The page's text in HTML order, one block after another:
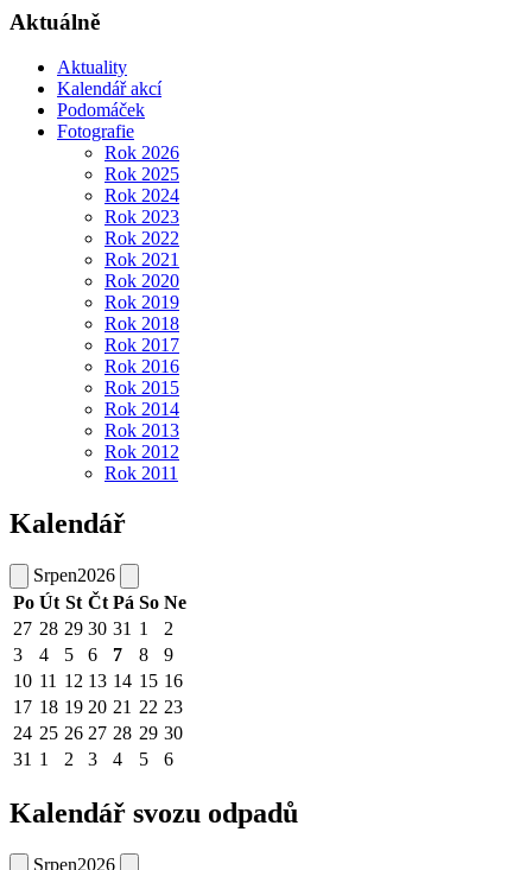
Aktuálně
Aktuality
Kalendář akcí
Podomáček
Fotografie
Rok 2026
Rok 2025
Rok 2024
Rok 2023
Rok 2022
Rok 2021
Rok 2020
Rok 2019
Rok 2018
Rok 2017
Rok 2016
Rok 2015
Rok 2014
Rok 2013
Rok 2012
Rok 2011
Kalendář
Srpen2026
Po Út St Čt Pá So Ne
27 28 29 30 31 1
2
3
4 5 6 7 8
9
10 11 12 13 14 15 16
17 18 19 20 21 22 23
24 25 26 27 28 29 30
31 1 2 3 4 5 6
Kalendář svozu odpadů
Srpen2026